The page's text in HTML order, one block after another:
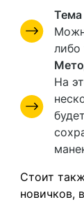
Тема
либо
На
Стоит
новичков,